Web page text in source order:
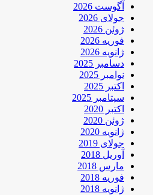
آگوست 2026
جولای 2026
ژوئن 2026
فوریه 2026
ژانویه 2026
دسامبر 2025
نوامبر 2025
اکتبر 2025
سپتامبر 2025
اکتبر 2020
ژوئن 2020
ژانویه 2020
جولای 2019
آوریل 2018
مارس 2018
فوریه 2018
ژانویه 2018